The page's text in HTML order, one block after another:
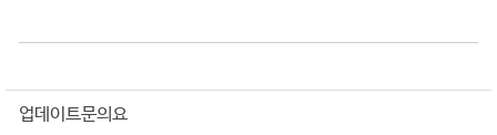
업데이트문의요